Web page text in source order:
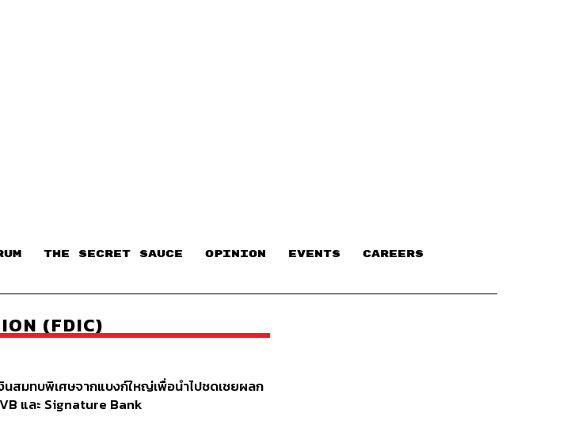
THE SECRET SAUCE​ OPINION EVENTS CAREERS
(FDIC)
งินสมทบพิเศษจากแบงก์ใหญ่เพื่อนำไปชดเชยผลก
และ Signature Bank